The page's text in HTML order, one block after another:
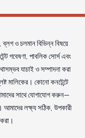
ও চলমান বিভিন্ন বিষয়ে
গবেষণা, পাবলিক সোর্স এবং
যাচাই ও সম্পাদনা করা
মালিকের। কোনো কনটেন্টে
সাথে যোগাযোগ করুন—
আমাদের লক্ষ্য সঠিক, উপকারী